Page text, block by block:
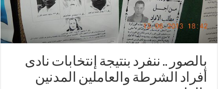
بالصور .. ننفرد بنتيجة إنتخابات نادى
أفراد الشرطة والعاملين المدنين